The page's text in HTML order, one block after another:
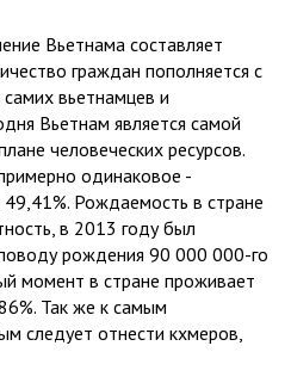
Вьетнама составляет
граждан пополняется с
вьетнамцев и
Вьетнам является самой
человеческих ресурсов.
одинаковое -
Рождаемость в стране
в 2013 году был
рождения 90 000 000-го
момент в стране проживает
Так же к самым
следует отнести кхмеров,